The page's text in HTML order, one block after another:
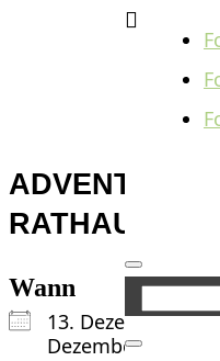

RATHAUS
Wann
13. Dezember
Dezember 2024